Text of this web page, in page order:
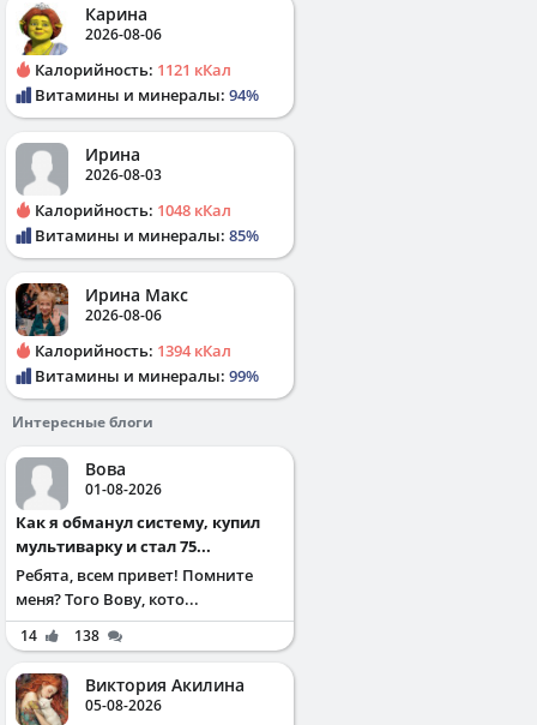
Карина
2026-08-06
Калорийность: 1121 кКал
Витамины и минералы: 94%
Ирина
2026-08-03
Калорийность: 1048 кКал
Витамины и минералы: 85%
Ирина Макс
2026-08-06
Калорийность: 1394 кКал
Витамины и минералы: 99%
Интересные блоги
Вова
01-08-2026
Как я обманул систему, купил
мультиварку и стал 75...
Ребята, всем привет! Помните
меня? Того Вову, кото...
14 138
Виктория Акилина
05-08-2026